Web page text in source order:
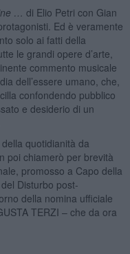
…
di Elio Petri con Gian
Ed è veramente
solo ai fatti della
le grandi opere d’arte,
commento musicale
dell’essere umano, che,
confondendo pubblico
e desiderio di un
quotidianità da
poi chiamerò per brevità
promosso a Capo della
Disturbo post-
della nomina ufficiale
TERZI – che da ora